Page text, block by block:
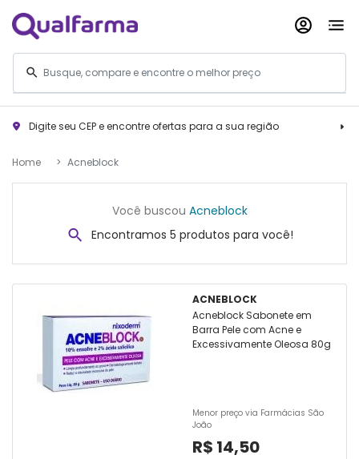
Digite seu CEP e encontre ofertas para a sua região
Home Acneblock
Você buscou Acneblock
Encontramos 5 produtos para você!
ACNEBLOCK
Acneblock Sabonete em
Barra Pele com Acne e
Excessivamente Oleosa 80g
Menor preço via Farmácias São
João
R$ 14,50